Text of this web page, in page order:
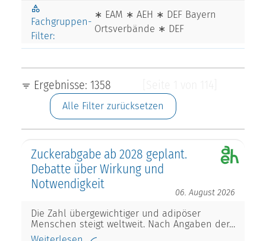
Fachgruppen-
Filter:
∗ EAM ∗ AEH ∗ DEF Bayern
Ortsverbände ∗ DEF
Ergebnisse: 1358
Alle Filter zurücksetzen
Zuckerabgabe ab 2028 geplant.
Debatte über Wirkung und
Notwendigkeit
06. August 2026
Die Zahl übergewichtiger und adipöser
Menschen steigt weltweit. Nach Angaben der…